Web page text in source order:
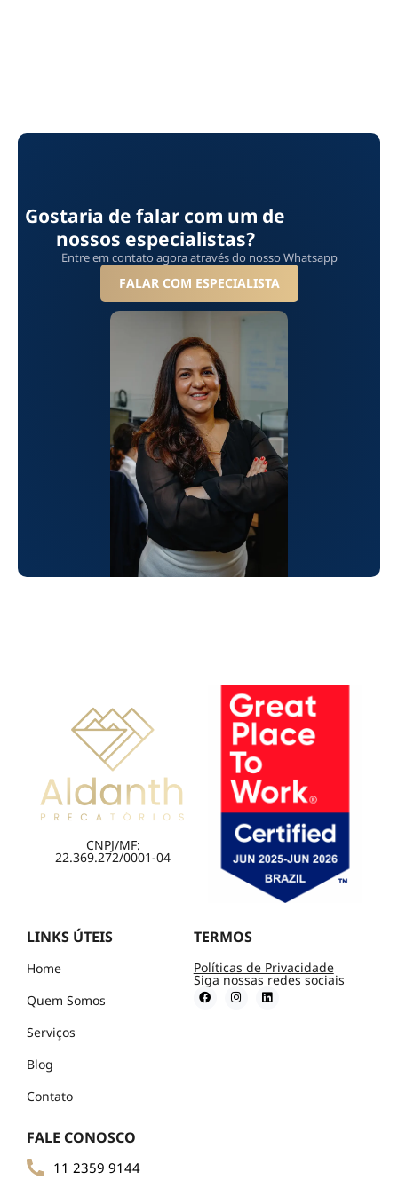
Gostaria de falar com um de
nossos especialistas?
Entre em contato agora através do nosso Whatsapp
FALAR COM ESPECIALISTA
CNPJ/MF:
22.369.272/0001-04
LINKS ÚTEIS
Home
Quem Somos
Serviços
Blog
Contato
TERMOS
Políticas de Privacidade
Siga nossas redes sociais
FALE CONOSCO
11 2359 9144